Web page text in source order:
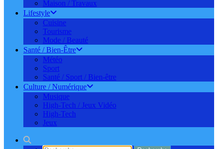
Maison / Travaux
Lifestyle
Cuisine
Tourisme
Mode / Beauté
Santé / Bien-Être
Météo
Sport
Santé / Sport / Bien-être
Culture / Numérique
Musique
High-Tech / Jeux Vidéo
High-Tech
Jeux